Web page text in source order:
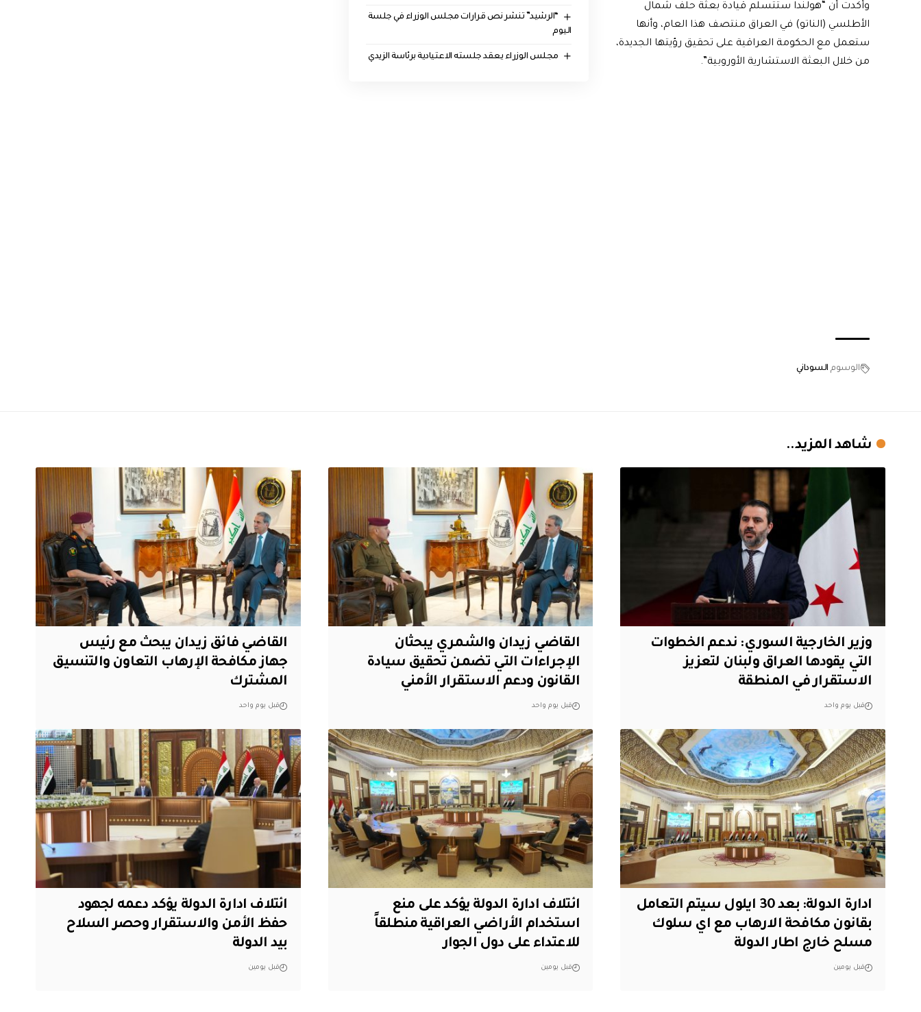
“الرشيد” تنشر نص قرارات مجلس الوزراء في جلسة
اليوم
مجلس الوزراء يعقد جلسته الاعتيادية برئاسة الزيدي
وأكدت أن “هولندا ستتسلم قيادة بعثة حلف شمال
الأطلسي (الناتو) في العراق منتصف هذا العام، وأنها
ستعمل مع الحكومة العراقية على تحقيق رؤيتها الجديدة،
من خلال البعثة الاستشارية الأوروبية”.
الوسوم السوداني
شاهد المزيد..
وزير الخارجية السوري: ندعم الخطوات
التي يقودها العراق ولبنان لتعزيز
الاستقرار في المنطقة
قبل يوم واحد
القاضي زيدان والشمري يبحثان
الإجراءات التي تضمن تحقيق سيادة
القانون ودعم الاستقرار الأمني
قبل يوم واحد
القاضي فائق زيدان يبحث مع رئيس
جهاز مكافحة الإرهاب التعاون والتنسيق
المشترك
قبل يوم واحد
ادارة الدولة: بعد 30 ايلول سيتم التعامل
بقانون مكافحة الارهاب مع اي سلوك
مسلح خارج اطار الدولة
قبل يومين
ائتلاف ادارة الدولة يؤكد على منع
استخدام الأراضي العراقية منطلقاً
للاعتداء على دول الجوار
قبل يومين
ائتلاف ادارة الدولة يؤكد دعمه لجهود
حفظ الأمن والاستقرار وحصر السلاح
بيد الدولة
قبل يومين